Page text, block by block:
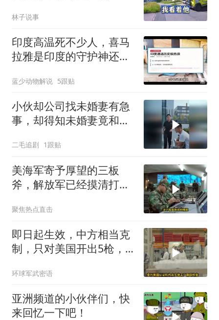
林子说事
印度高温死不少人，喜马
拉雅是印度的守护神还是
蓝少动物解说 5跟贴
小伙却公司找未婚妻有急
事，却得知未婚妻竟和别
二毛追剧 1跟贴
美海军寄予厚望的三板
斧，解放军已经摸清打
聚焦热点直击
即日起生效，中方相当克
制，只对美国开出5枪，
环球军武密语
亚洲频道的小伙伴们，快
来回忆一下吧！